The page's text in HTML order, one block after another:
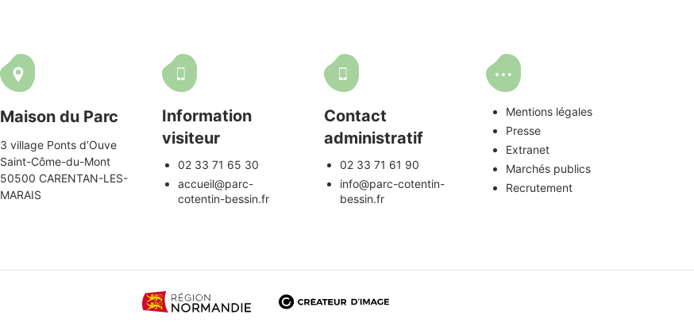
Maison du Parc
3 village Ponts d’Ouve
Saint-Côme-du-Mont
50500 CARENTAN-LES-
MARAIS
Information
visiteur
02 33 71 65 30
accueil@parc-
cotentin-bessin.fr
Contact
administratif
02 33 71 61 90
info@parc-cotentin-
bessin.fr
Mentions légales
Presse
Extranet
Marchés publics
Recrutement